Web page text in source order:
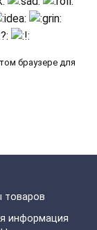
браузере для
товаров
информация